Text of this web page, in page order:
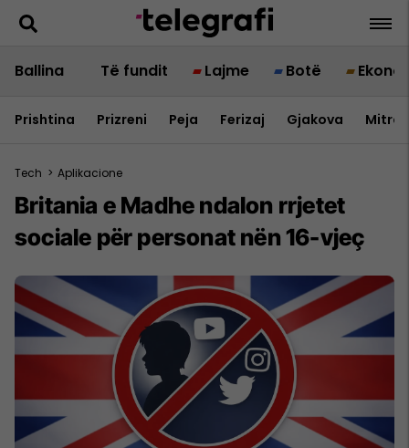
Ballina Të fundit Lajme Botë
Prishtina Prizreni Peja Ferizaj Gjakova
Tech > Aplikacione
Britania e Madhe ndalon rrjetet
sociale për personat nën 16-vjeç